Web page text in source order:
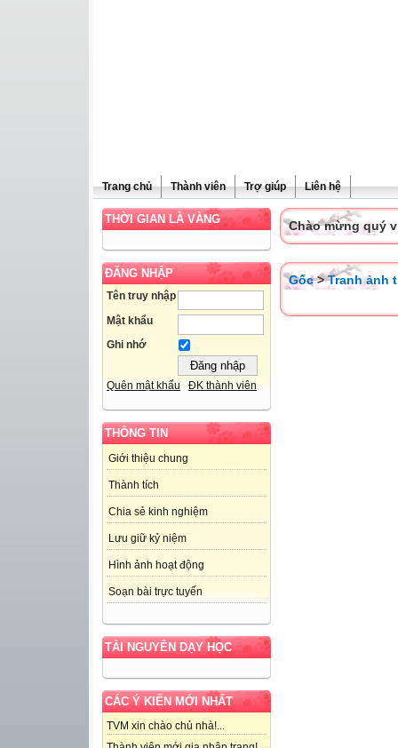
Trang chủ Thành viên Trợ giúp Liên hệ
THỜI GIAN LÀ VÀNG
ĐĂNG NHẬP
Tên truy nhập
Mật khẩu
Ghi nhớ
Quên mật khẩu ĐK thành viên
THÔNG TIN
Giới thiệu chung
Thành tích
Chia sẻ kinh nghiệm
Lưu giữ kỷ niệm
Hình ảnh hoạt động
Soạn bài trực tuyến
TÀI NGUYÊN DẠY HỌC
CÁC Ý KIẾN MỚI NHẤT
TVM xin chào chủ nhà!...
Chào mừng quý
Gốc>Tranh ảnh